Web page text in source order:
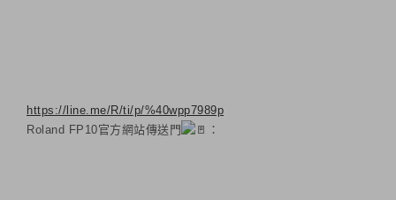
https://line.me/R/ti/p/%40wpp7989p
Roland FP10官方網站傳送門
：